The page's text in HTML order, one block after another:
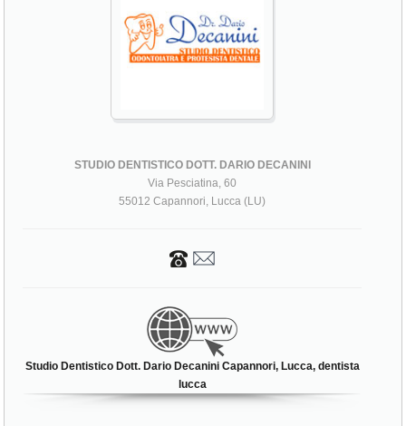
STUDIO DENTISTICO DOTT. DARIO DECANINI
Via Pesciatina, 60
55012 Capannori, Lucca (LU)
Studio Dentistico Dott. Dario Decanini Capannori, Lucca, dentista
lucca